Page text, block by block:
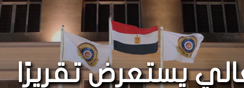
يستعرض تقريرًا